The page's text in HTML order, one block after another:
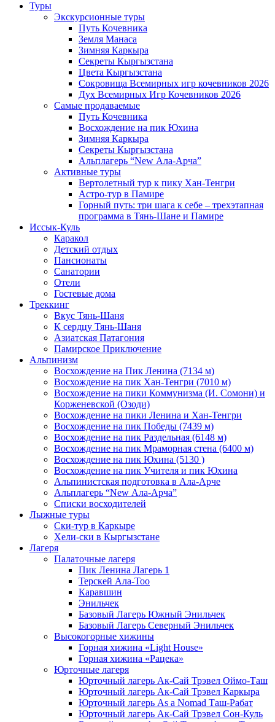
Туры
Экскурсионные туры
Путь Кочевника
Земля Манаса
Зимняя Каркыра
Секреты Кыргызстана
Цвета Кыргызстана
Сокровища Всемирных игр кочевников 2026
Дух Всемирных Игр Кочевников 2026
Самые продаваемые
Путь Кочевника
Восхождение на пик Юхина
Зимняя Каркыра
Секреты Кыргызстана
Альплагерь “New Ала-Арча”
Активные туры
Вертолетный тур к пику Хан-Тенгри
Астро-тур в Памире
Горный путь: три шага к себе – трехэтапная
программа в Тянь-Шане и Памире
Иссык-Куль
Каракол
Детский отдых
Пансионаты
Санатории
Отели
Гостевые дома
Треккинг
Вкус Тянь-Шаня
К сердцу Тянь-Шаня
Азиатская Патагония
Памирское Приключение
Альпинизм
Восхождение на Пик Ленина (7134 м)
Восхождение на пик Хан-Тенгри (7010 м)
Восхождение на пики Коммунизма (И. Сомони) и
Корженевской (Озоди)
Восхождение на пики Ленина и Хан-Тенгри
Восхождение на пик Победы (7439 м)
Восхождение на пик Раздельная (6148 м)
Восхождение на пик Мраморная стена (6400 м)
Восхождение на пик Юхина (5130 )
Восхождение на пик Учителя и пик Юхина
Альпинистская подготовка в Ала-Арче
Альплагерь “New Ала-Арча”
Списки восходителей
Лыжные туры
Ски-тур в Каркыре
Хели-ски в Кыргызстане
Лагеря
Палаточные лагеря
Пик Ленина Лагерь 1
Терскей Ала-Тоо
Каравшин
Энильчек
Базовый Лагерь Южный Энильчек
Базовый Лагерь Северный Энильчек
Высокогорные хижины
Горная хижина «Light House»
Горная хижина «Рацека»
Юрточные лагеря
Юрточный лагерь Ак-Сай Трэвел Оймо-Таш
Юрточный лагерь Ак-Сай Трэвел Каркыра
Юрточный лагерь As a Nomad Таш-Рабат
Юрточный лагерь Ак-Сай Трэвел Сон-Куль